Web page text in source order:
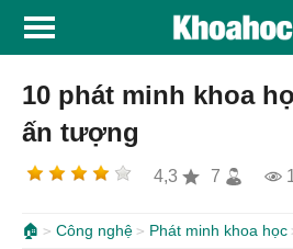
10 phát minh khoa
ấn tượng
4,3 7
🏠 Công nghệ Phát minh khoa học